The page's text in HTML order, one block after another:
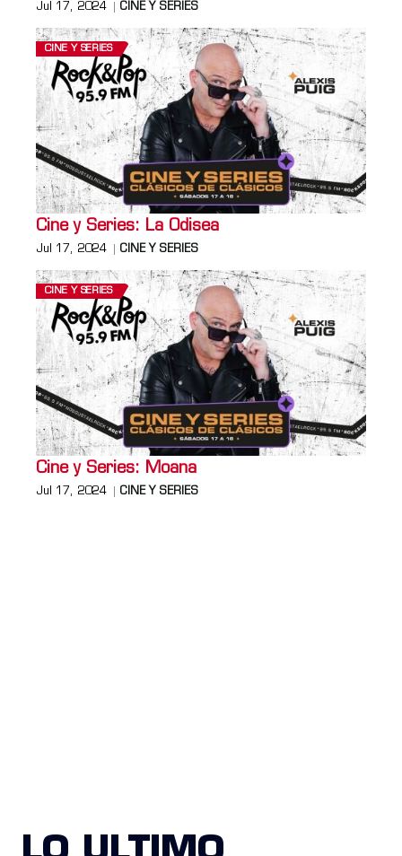
Jul 17, 2024 CINE Y SERIES
CINE Y SERIES
Cine y Series: La Odisea
Jul 17, 2024 CINE Y SERIES
CINE Y SERIES
Cine y Series: Moana
Jul 17, 2024 CINE Y SERIES